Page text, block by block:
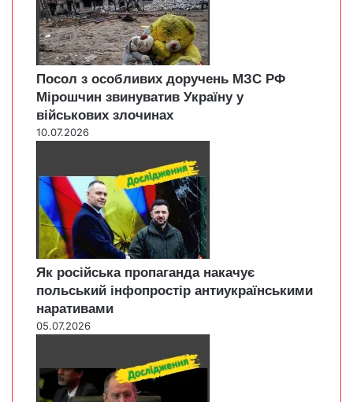
Посол з особливих доручень МЗС РФ
Мірошчин звинуватив Україну у
військових злочинах
10.07.2026
Як російська пропаганда накачує
польський інфопростір антиукраїнськими
наративами
05.07.2026